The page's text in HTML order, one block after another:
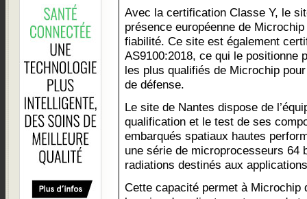
Avec la certification Classe Y, le
présence européenne de
fiabilité. Ce site est également
AS9100:2018, ce qui le positionne
les plus qualifiés de Microchip
de défense.
Le site de Nantes dispose de
qualification et le test de ses
embarqués spatiaux hautes
une série de microprocesseurs 64
radiations destinés aux
Cette capacité permet à Microchip